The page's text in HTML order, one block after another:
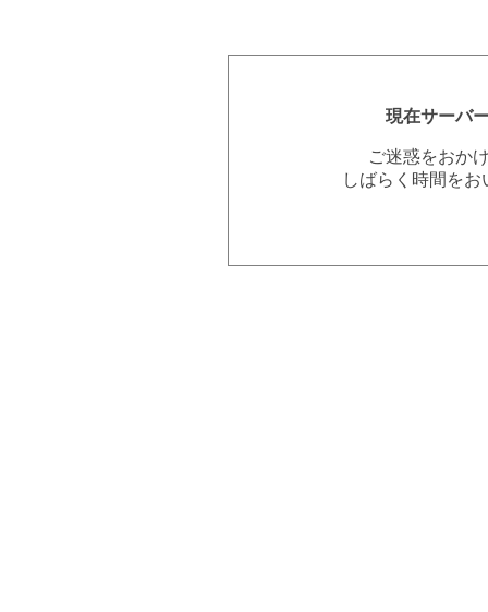
現在サーバ
ご迷惑をおか
しばらく時間を